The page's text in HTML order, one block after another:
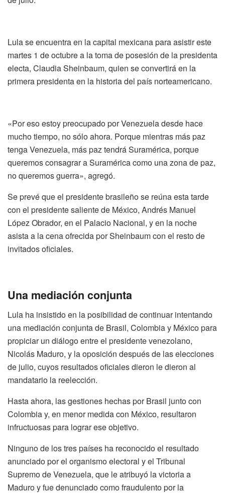
Lula se encuentra en la capital mexicana para asistir este
martes 1 de octubre a la toma de posesión de la presidenta
electa, Claudia Sheinbaum, quien se convertirá en la
primera presidenta en la historia del país norteamericano.
«Por eso estoy preocupado por Venezuela desde hace
mucho tiempo, no sólo ahora. Porque mientras más paz
tenga Venezuela, más paz tendrá Suramérica, porque
queremos consagrar a Suramérica como una zona de paz,
no queremos guerra», agregó.
Se prevé que el presidente brasileño se reúna esta tarde
con el presidente saliente de México, Andrés Manuel
López Obrador, en el Palacio Nacional, y en la noche
asista a la cena ofrecida por Sheinbaum con el resto de
invitados oficiales.
Una mediación conjunta
Lula ha insistido en la posibilidad de continuar intentando
una mediación conjunta de Brasil, Colombia y México para
propiciar un diálogo entre el presidente venezolano,
Nicolás Maduro, y la oposición después de las elecciones
de julio, cuyos resultados oficiales dieron le dieron al
mandatario la reelección.
Hasta ahora, las gestiones hechas por Brasil junto con
Colombia y, en menor medida con México, resultaron
infructuosas para lograr ese objetivo.
Ninguno de los tres países ha reconocido el resultado
anunciado por el organismo electoral y el Tribunal
Supremo de Venezuela, que le atribuyó la victoria a
Maduro y fue denunciado como fraudulento por la